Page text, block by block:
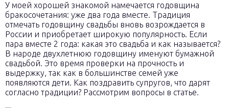
У моей хорошей знакомой намечается годовщина
бракосочетания: уже два года вместе. Традиция
отмечать годовщину свадьбы вновь возрождается в
России и приобретает широкую популярность. Если
пара вместе 2 года: какая это свадьба и как называется?
В народе двухлетнюю годовщину именуют бумажной
свадьбой. Это время проверки на прочность и
выдержку, так как в большинстве семей уже
появляются дети. Как поздравить супругов, что дарят
согласно традиции? Рассмотрим вопросы в статье.